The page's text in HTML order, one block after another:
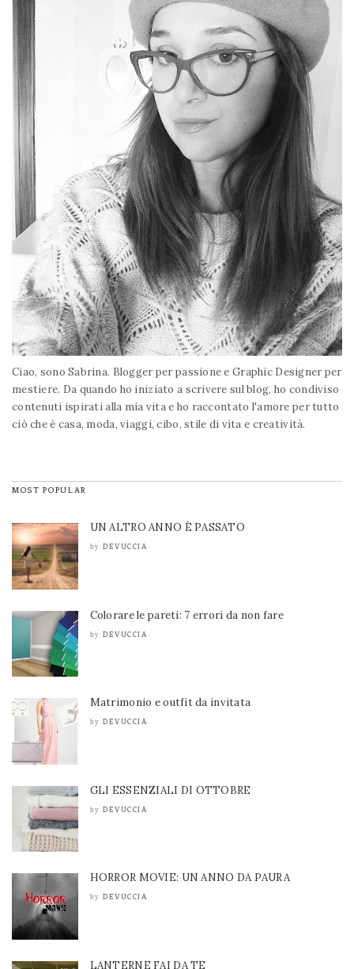
Ciao, sono Sabrina. Blogger per passione e Graphic Designer per
mestiere. Da quando ho iniziato a scrivere sul blog, ho condiviso
contenuti ispirati alla mia vita e ho raccontato l'amore per tutto
ciò che è casa, moda, viaggi, cibo, stile di vita e creatività.
MOST POPULAR
UN ALTRO ANNO È PASSATO
by DEVUCCIA
Colorare le pareti: 7 errori da non fare
by DEVUCCIA
Matrimonio e outfit da invitata
by DEVUCCIA
GLI ESSENZIALI DI OTTOBRE
by DEVUCCIA
HORROR MOVIE: UN ANNO DA PAURA
by DEVUCCIA
LANTERNE FAI DA TE